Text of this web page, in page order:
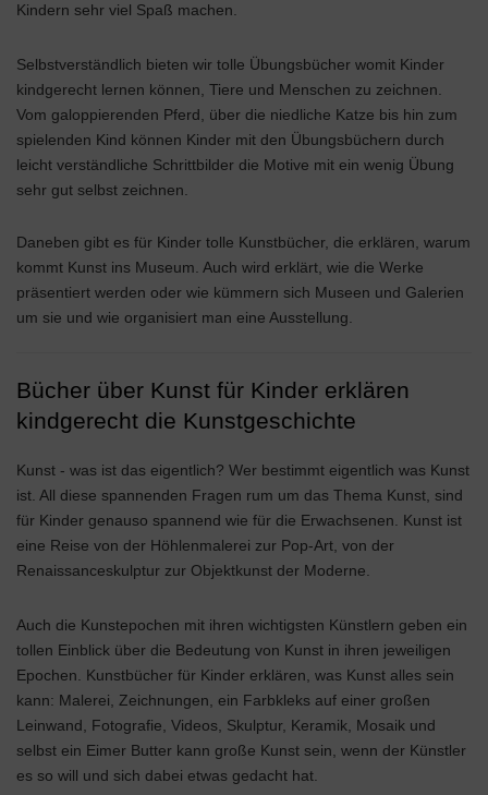
Kindern sehr viel Spaß machen.
Selbstverständlich bieten wir tolle Übungsbücher womit Kinder
kindgerecht lernen können, Tiere und Menschen zu zeichnen.
Vom galoppierenden Pferd, über die niedliche Katze bis hin zum
spielenden Kind können Kinder mit den Übungsbüchern durch
leicht verständliche Schrittbilder die Motive mit ein wenig Übung
sehr gut selbst zeichnen.
Daneben gibt es für Kinder tolle Kunstbücher, die erklären, warum
kommt Kunst ins Museum. Auch wird erklärt, wie die Werke
präsentiert werden oder wie kümmern sich Museen und Galerien
um sie und wie organisiert man eine Ausstellung.
Bücher über Kunst für Kinder erklären
kindgerecht die Kunstgeschichte
Kunst - was ist das eigentlich? Wer bestimmt eigentlich was Kunst
ist. All diese spannenden Fragen rum um das Thema Kunst, sind
für Kinder genauso spannend wie für die Erwachsenen. Kunst ist
eine Reise von der Höhlenmalerei zur Pop-Art, von der
Renaissanceskulptur zur Objektkunst der Moderne.
Auch die Kunstepochen mit ihren wichtigsten Künstlern geben ein
tollen Einblick über die Bedeutung von Kunst in ihren jeweiligen
Epochen. Kunstbücher für Kinder erklären, was Kunst alles sein
kann: Malerei, Zeichnungen, ein Farbkleks auf einer großen
Leinwand, Fotografie, Videos, Skulptur, Keramik, Mosaik und
selbst ein Eimer Butter kann große Kunst sein, wenn der Künstler
es so will und sich dabei etwas gedacht hat.